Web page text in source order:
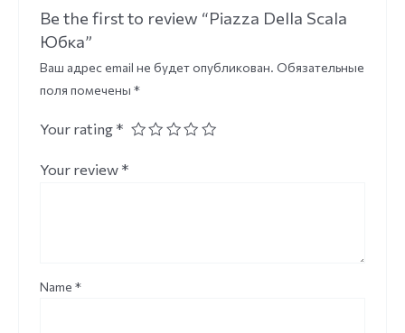
Be the first to review “Piazza Della Scala
Юбка”
Ваш адрес email не будет опубликован. Обязательные
поля помечены *
Your rating *
Your review *
Name *